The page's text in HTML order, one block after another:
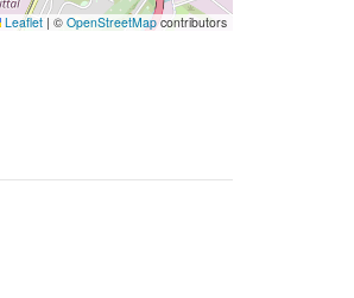
Leaflet | © OpenStreetMapcontributors